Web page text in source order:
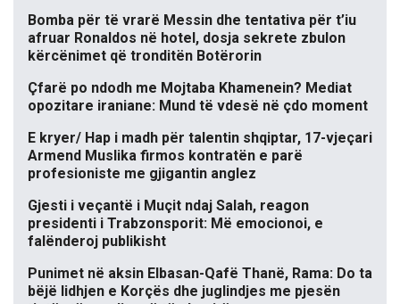
Bomba për të vrarë Messin dhe tentativa për t’iu
afruar Ronaldos në hotel, dosja sekrete zbulon
kërcënimet që tronditën Botërorin
Çfarë po ndodh me Mojtaba Khamenein? Mediat
opozitare iraniane: Mund të vdesë në çdo moment
E kryer/ Hap i madh për talentin shqiptar, 17-vjeçari
Armend Muslika firmos kontratën e parë
profesioniste me gjigantin anglez
Gjesti i veçantë i Muçit ndaj Salah, reagon
presidenti i Trabzonsporit: Më emocionoi, e
falënderoj publikisht
Punimet në aksin Elbasan-Qafë Thanë, Rama: Do ta
bëjë lidhjen e Korçës dhe juglindjes me pjesën